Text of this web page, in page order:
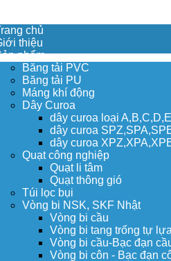
chủ
thiệu
phẩm
Băng tải PVC
Băng tải PU
Máng khí động
Dây Curoa
dây curoa loại A,B,C,D,E
dây curoa
dây curoa
Quạt công nghiệp
Quạt li tâm
Quạt thông gió
Túi lọc bụi
Vòng bi NSK, SKF Nhật
Vòng bi cầu
Vòng bi tang trống tự lựa
Vòng bi cầu-Bạc đạn
Vòng bi côn - Bạc đạn